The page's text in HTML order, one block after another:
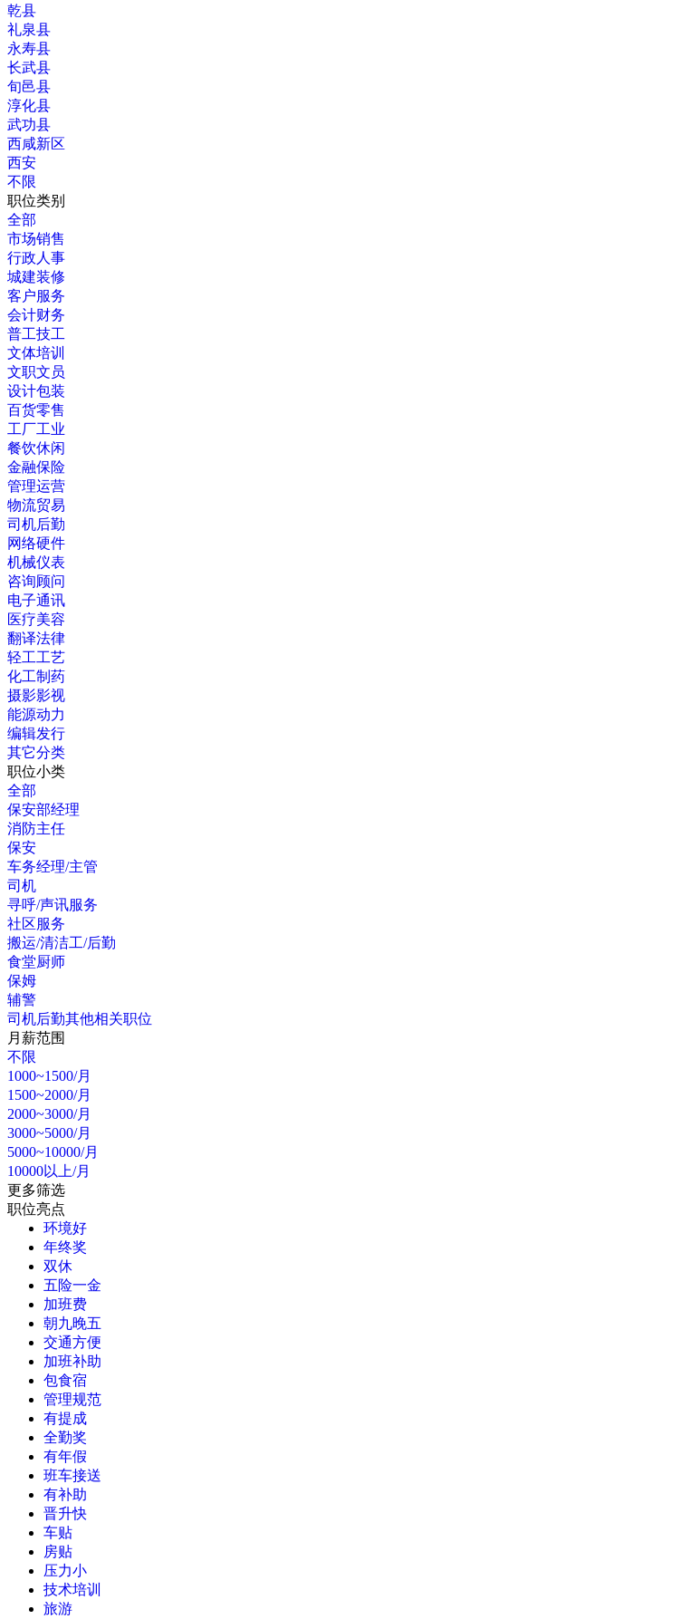
乾县
礼泉县
永寿县
长武县
旬邑县
淳化县
武功县
西咸新区
西安
不限
职位类别
全部
市场销售
行政人事
城建装修
客户服务
会计财务
普工技工
文体培训
文职文员
设计包装
百货零售
工厂工业
餐饮休闲
金融保险
管理运营
物流贸易
司机后勤
网络硬件
机械仪表
咨询顾问
电子通讯
医疗美容
翻译法律
轻工工艺
化工制药
摄影影视
能源动力
编辑发行
其它分类
职位小类
全部
保安部经理
消防主任
保安
车务经理/主管
司机
寻呼/声讯服务
社区服务
搬运/清洁工/后勤
食堂厨师
保姆
辅警
司机后勤其他相关职位
月薪范围
不限
1000~1500/月
1500~2000/月
2000~3000/月
3000~5000/月
5000~10000/月
10000以上/月
更多筛选
职位亮点
环境好
年终奖
双休
五险一金
加班费
朝九晚五
交通方便
加班补助
包食宿
管理规范
有提成
全勤奖
有年假
班车接送
有补助
晋升快
车贴
房贴
压力小
技术培训
旅游